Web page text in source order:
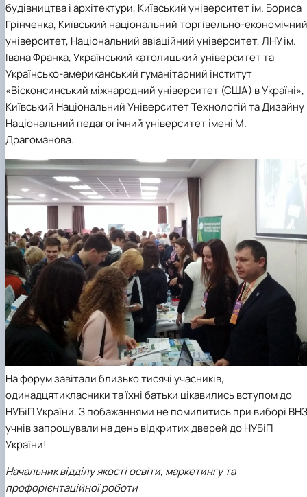
будівництва і архітектури, Київський університет ім. Бориса
Грінченка, Київський національний торгівельно-економічний
університет, Національний авіаційний університет, ЛНУ ім.
Івана Франка, Український католицький університет та
Українсько-американський гуманітарний інститут
«Вісконсинський міжнародний університет (США) в Україні»,
Київський Національний Університет Технологій та Дизайну
Національний педагогічний університет імені М.
Драгоманова.
На форум завітали близько тисячі учасників,
одинадцятикласники та їхні батьки цікавились вступом до
НУБіП України. З побажаннями не помилитись при виборі
учнів запрошували на день відкритих дверей до НУБіП
України!
Начальник відділу якості освіти, маркетингу та
профорієнтаційної роботи